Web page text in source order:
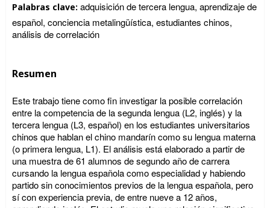
Palabras clave: adquisición de tercera lengua, aprendizaje de
español, conciencia metalingüística, estudiantes chinos,
análisis de correlación
Resumen
Este trabajo tiene como fin investigar la posible correlación
entre la competencia de la segunda lengua (L2, inglés) y la
tercera lengua (L3, español) en los estudiantes universitarios
chinos que hablan el chino mandarín como su lengua materna
(o primera lengua, L1). El análisis está elaborado a partir de
una muestra de 61 alumnos de segundo año de carrera
cursando la lengua española como especialidad y habiendo
partido sin conocimientos previos de la lengua española, pero
sí con experiencia previa, de entre nueve a 12 años,